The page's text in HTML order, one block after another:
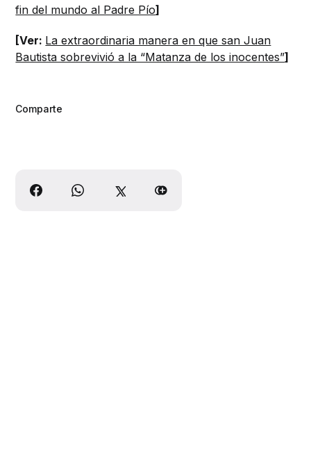
fin del mundo al Padre Pío]
[Ver: La extraordinaria manera en que san Juan
Bautista sobrevivió a la “Matanza de los inocentes”]
Comparte